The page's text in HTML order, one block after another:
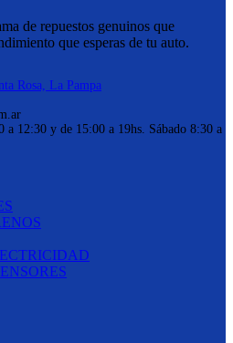
de repuestos genuinos que
que esperas de tu auto.
Rosa, La Pampa
a 12:30 y de 15:00 a 19hs. Sábado 8:30 a